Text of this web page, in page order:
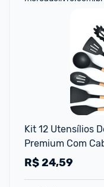
Kit 12 Utensílios
Premium Com
Resistentes Ao
R$24,59